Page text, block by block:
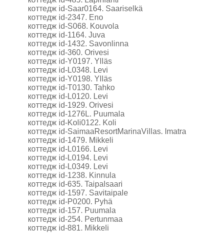
коттедж id-Saar0164. Saariselkä
коттедж id-2347. Eno
коттедж id-S068. Kouvola
коттедж id-1164. Juva
коттедж id-1432. Savonlinna
коттедж id-360. Orivesi
коттедж id-Y0197. Ylläs
коттедж id-L0348. Levi
коттедж id-Y0198. Ylläs
коттедж id-T0130. Tahko
коттедж id-L0120. Levi
коттедж id-1929. Orivesi
коттедж id-1276L. Puumala
коттедж id-Koli0122. Koli
коттедж id-SaimaaResortMarinaVillas. Imatra
коттедж id-1479. Mikkeli
коттедж id-L0166. Levi
коттедж id-L0194. Levi
коттедж id-L0349. Levi
коттедж id-1238. Kinnula
коттедж id-635. Taipalsaari
коттедж id-1597. Savitaipale
коттедж id-P0200. Pyhä
коттедж id-157. Puumala
коттедж id-254. Pertunmaa
коттедж id-881. Mikkeli